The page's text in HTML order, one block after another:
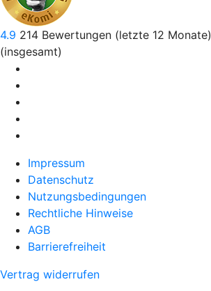
4.9 214 Bewertungen (letzte 12 Monate)
(insgesamt)
Impressum
Datenschutz
Nutzungsbedingungen
Rechtliche Hinweise
AGB
Barrierefreiheit
Vertrag widerrufen